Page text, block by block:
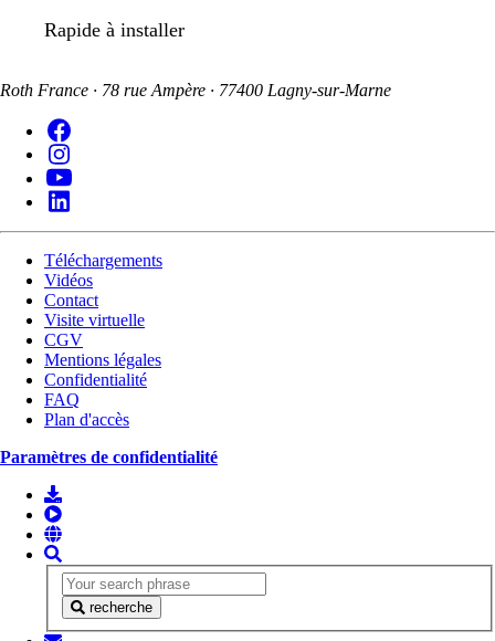
Rapide à installer
Roth France · 78 rue Ampère · 77400 Lagny-sur-Marne
Téléchargements
Vidéos
Contact
Visite virtuelle
CGV
Mentions légales
Confidentialité
FAQ
Plan d'accès
Paramètres de confidentialité
recherche